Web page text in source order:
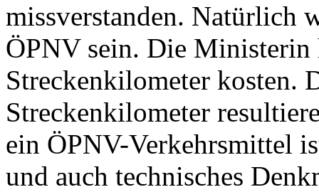
missverstanden. Natürlich
ÖPNV sein. Die Ministerin
Streckenkilometer kosten.
Streckenkilometer
ein ÖPNV-Verkehrsmittel
und auch technisches